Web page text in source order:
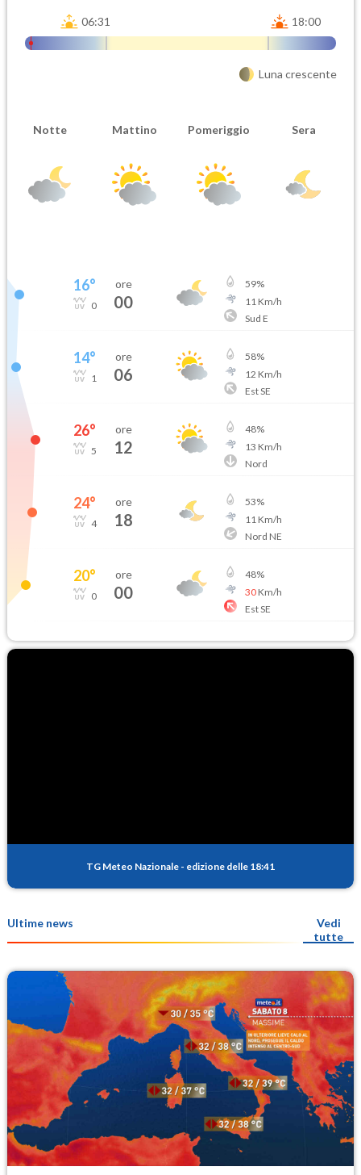
06:31 18:00
Luna crescente
Notte Mattino Pomeriggio Sera
16°
0
ore
00
59%
11 Km/h
Sud E
14°
1
ore
06
58%
12 Km/h
Est SE
26°
5
ore
12
48%
13 Km/h
Nord
24°
4
ore
18
53%
11 Km/h
Nord NE
20°
0
ore
00
48%
30Km/h
Est SE
TG Meteo Nazionale - edizione delle 18:41
Ultime news
Vedi
tutte